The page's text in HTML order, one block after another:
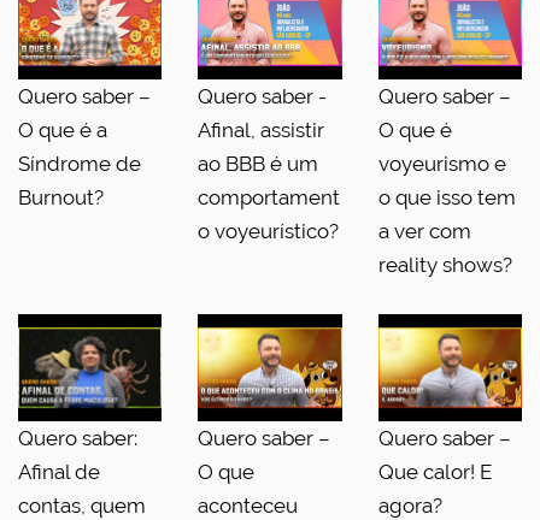
Quero saber –
O que é a
Síndrome de
Burnout?
Quero saber -
Afinal, assistir
ao BBB é um
comportament
o voyeurístico?
Quero saber –
O que é
voyeurismo e
o que isso tem
a ver com
reality shows?
Quero saber:
Afinal de
contas, quem
Quero saber –
O que
aconteceu
Quero saber –
Que calor! E
agora?